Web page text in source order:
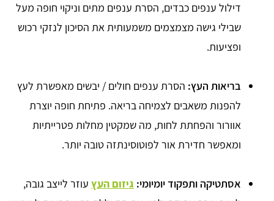
דילול ענפים כבדים, הסרת ענפים מתים וניקוי חופה מעל
שבילי גישה מצמצמים משמעותית את הסיכון לנזקי רכוש
ופציעות.
בריאות העץ: הסרת ענפים חולים / יבשים מאפשרת לעץ
להפנות משאבים לצמיחה בריאה. פתיחת חופה יוצרת
אוורור והפחתת לחות, מה שמקטין מחלות פטרייתיות
ומאפשר חדירת אור לפוטוסינתזה טובה יותר.
אסתטיקה ותפקוד יומיומי: גיזום העץ עוזר לייצב גובה,